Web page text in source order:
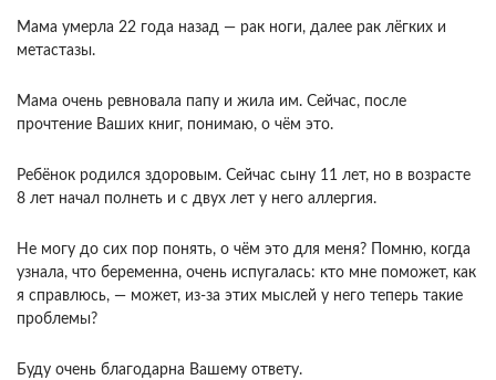
Мама умерла 22 года назад — рак ноги, далее рак лёгких и
метастазы.
Мама очень ревновала папу и жила им. Сейчас, после
прочтение Ваших книг, понимаю, о чём это.
Ребёнок родился здоровым. Сейчас сыну 11 лет, но в возрасте
8 лет начал полнеть и с двух лет у него аллергия.
Не могу до сих пор понять, о чём это для меня? Помню, когда
узнала, что беременна, очень испугалась: кто мне поможет, как
я справлюсь, — может, из-за этих мыслей у него теперь такие
проблемы?
Буду очень благодарна Вашему ответу.